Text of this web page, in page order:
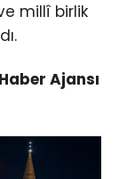
millî birlik
Ajansı